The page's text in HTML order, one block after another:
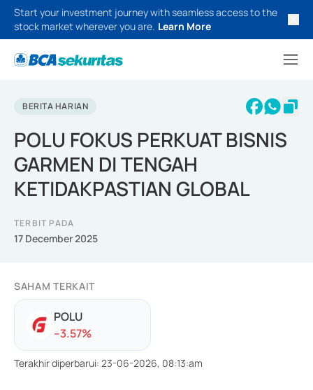
Start your investment journey with seamless access to the
stock market wherever you are. Learn More
BERITA HARIAN
POLU FOKUS PERKUAT BISNIS
GARMEN DI TENGAH
KETIDAKPASTIAN GLOBAL
TERBIT PADA
17 December 2025
SAHAM TERKAIT
POLU
--3.57%
Terakhir diperbarui: 23-06-2026, 08:13:am